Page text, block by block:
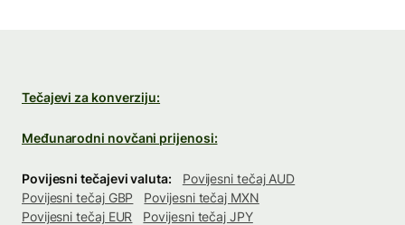
Tečajevi za konverziju:
Međunarodni novčani prijenosi:
Povijesni tečajevi valuta:
Povijesni tečaj AUD
Povijesni tečaj GBP
Povijesni tečaj MXN
Povijesni tečaj EUR
Povijesni tečaj JPY